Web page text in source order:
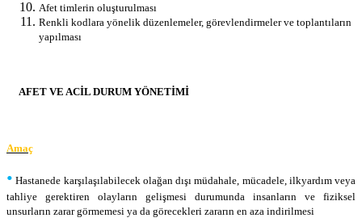
Afet timlerin oluşturulması
Renkli kodlara yönelik düzenlemeler, görevlendirmeler ve toplantıların
yapılması
AFET VE ACİL DURUM YÖNETİMİ
Amaç
• Hastanede karşılaşılabilecek olağan dışı müdahale, mücadele, ilkyardım veya
tahliye gerektiren olayların gelişmesi durumunda insanların ve fiziksel
unsurların zarar görmemesi ya da görecekleri zararın en aza indirilmesi